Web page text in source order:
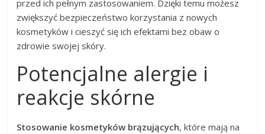
przed ich pełnym zastosowaniem. Dzięki temu możesz
zwiększyć bezpieczeństwo korzystania z nowych
kosmetyków i cieszyć się ich efektami bez obaw o
zdrowie swojej skóry.
Potencjalne alergie i
reakcje skórne
Stosowanie kosmetyków brązujących, które mają na